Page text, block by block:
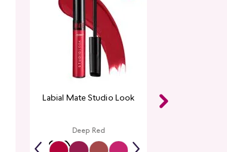
Labial Mate Studio Look
Deep Red